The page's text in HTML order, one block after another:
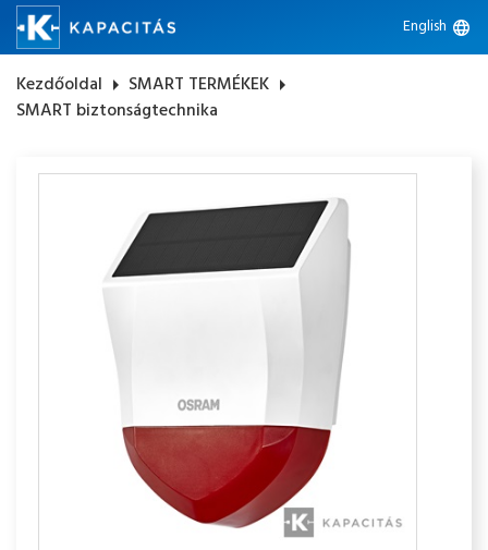
English language
Kezdőoldal arrow_right SMART TERMÉKEK arrow_right
SMART biztonságtechnika